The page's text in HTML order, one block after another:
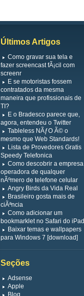
Últimos Artigos
Como gravar sua tela e
fazer screencast fÃ¡cil com
screenr
E se motoristas fossem
contratados da mesma
maneira que profissionais de
TI?
E o Bradesco parece que,
agora, entendeu o Twitter
Tableless NÃƒO Ã© o
mesmo que Web Standards!
Lista de Provedores Gratis
Speedy Telefonica
Como descobrir a empresa
operadora de qualquer
nÃºmero de telefone celular
Angry Birds da Vida Real
Brasileiro gosta mais de
ciÃªncia
Como adicionar um
bookmarklet no Safari do iPad
Baixar temas e wallpapers
para Windows 7 [download]
Seções
Adsense
Apple
Blog